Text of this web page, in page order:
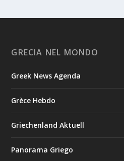
GRECIA NEL MONDO
Greek News Agenda
Grèce Hebdo
Griechenland Aktuell
Panorama Griego